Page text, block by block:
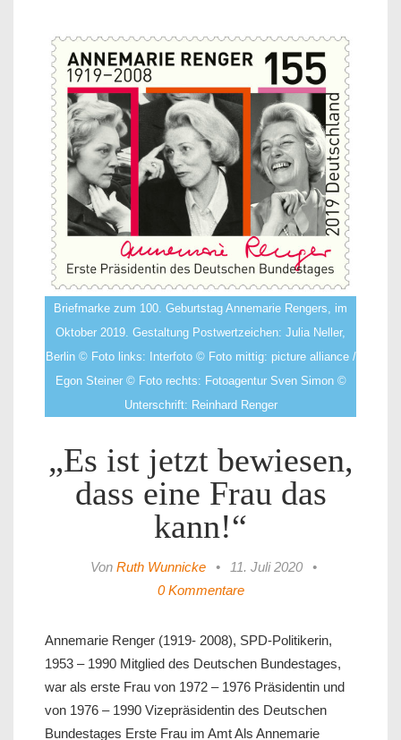
Briefmarke zum 100. Geburtstag Annemarie Rengers, im
Oktober 2019. Gestaltung Postwertzeichen: Julia Neller,
Berlin © Foto links: Interfoto © Foto mittig: picture alliance /
Egon Steiner © Foto rechts: Fotoagentur Sven Simon ©
Unterschrift: Reinhard Renger
„Es ist jetzt bewiesen,
dass eine Frau das
kann!“
Von Ruth Wunnicke • 11. Juli 2020
•
0 Kommentare
Annemarie Renger (1919- 2008), SPD-Politikerin,
1953 – 1990 Mitglied des Deutschen Bundestages,
war als erste Frau von 1972 – 1976 Präsidentin und
von 1976 – 1990 Vizepräsidentin des Deutschen
Bundestages Erste Frau im Amt Als Annemarie